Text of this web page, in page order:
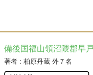
備後国福山領沼隈郡早
著者 : 柏原丹蔵 外７名